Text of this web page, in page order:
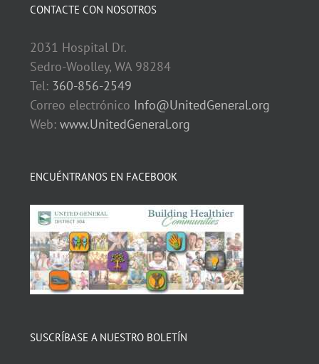
CONTACTE CON NOSOTROS
2031 Hospital Dr.
Sedro-Woolley, WA 98284
Tel: 360-856-2549
Correo electrónico Info@UnitedGeneral.org
Web:www.UnitedGeneral.org
ENCUÉNTRANOS EN FACEBOOK
SUSCRÍBASE A NUESTRO BOLETÍN